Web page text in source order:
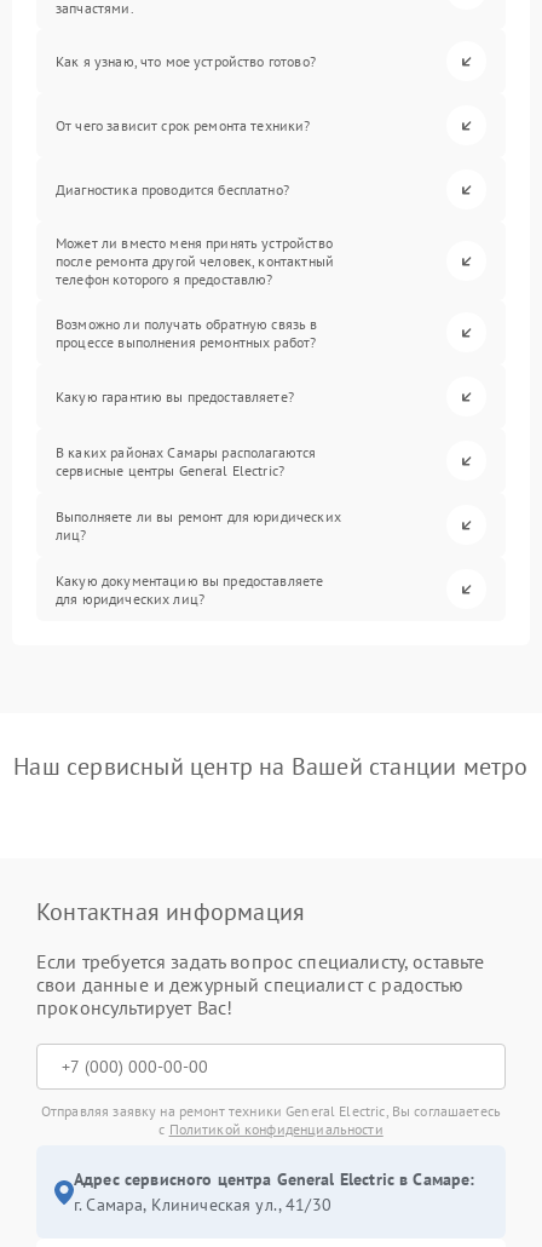
запчастями.
Как я узнаю, что мое устройство готово?
От чего зависит срок ремонта техники?
Диагностика проводится бесплатно?
Может ли вместо меня принять устройство
после ремонта другой человек, контактный
телефон которого я предоставлю?
Возможно ли получать обратную связь в
процессе выполнения ремонтных работ?
Какую гарантию вы предоставляете?
В каких районах Самары располагаются
сервисные центры General Electric?
Выполняете ли вы ремонт для юридических
лиц?
Какую документацию вы предоставляете
для юридических лиц?
Наш сервисный центр на Вашей станции метро
Контактная информация
Если требуется задать вопрос специалисту, оставьте
свои данные и дежурный специалист с радостью
проконсультирует Вас!
Отправляя заявку на ремонт техники General Electric, Вы соглашаетесь
с Политикой конфиденциальности
Адрес сервисного центра General Electric в Самаре:
г. Самара, Клиническая ул., 41/30